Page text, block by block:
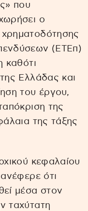
που
ο
(ΕΤΕπ)
καθότι
Ελλάδας και
του έργου,
της
της τάξης
κεφαλαίου
ότι
μέσα στον
ταχύτατη